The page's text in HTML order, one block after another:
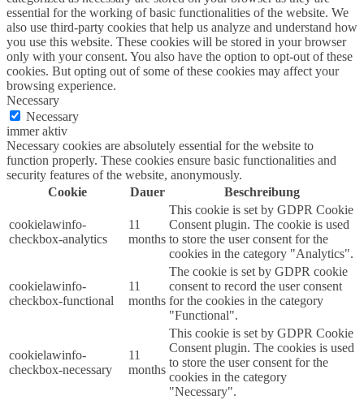
essential for the working of basic functionalities of the website. We
also use third-party cookies that help us analyze and understand how
you use this website. These cookies will be stored in your browser
only with your consent. You also have the option to opt-out of these
cookies. But opting out of some of these cookies may affect your
browsing experience.
Necessary
Necessary
immer aktiv
Necessary cookies are absolutely essential for the website to
function properly. These cookies ensure basic functionalities and
security features of the website, anonymously.
Cookie
Dauer Beschreibung
cookielawinfo-
checkbox-analytics
11
months
This cookie is set by GDPR Cookie
Consent plugin. The cookie is used
to store the user consent for the
cookies in the category "Analytics".
cookielawinfo-
checkbox-functional
11
months
The cookie is set by GDPR cookie
consent to record the user consent
for the cookies in the category
"Functional".
cookielawinfo-
checkbox-necessary
11
months
This cookie is set by GDPR Cookie
Consent plugin. The cookies is used
to store the user consent for the
cookies in the category
"Necessary".